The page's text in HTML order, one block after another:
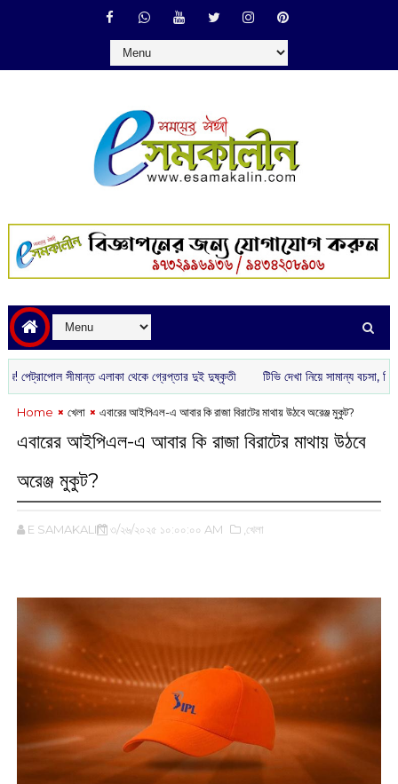
সীমান্ত এলাকা থেকে গ্রেপ্তার দুই দুষ্কৃতী টিভি দেখা নিয়ে সামান্য বচসা, তিন দিন
Home খেলা এবারের আইপিএল-এ আবার কি রাজা বিরাটের মাথায় উঠবে অরেঞ্জ মুকুট?
এবারের আইপিএল-এ আবার কি রাজা বিরাটের মাথায় উঠবে
অরেঞ্জ মুকুট?
E SAMAKALIN ৩/২৬/২০২৫ ১০:০০:০০ AM ,খেলা